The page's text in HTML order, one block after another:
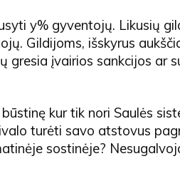
y% gyventojų. Likusių
Gildijoms, išskyrus
gresia įvairios sankcijos ar
kur tik nori Saulės
turėti savo atstovus
sostinėje?